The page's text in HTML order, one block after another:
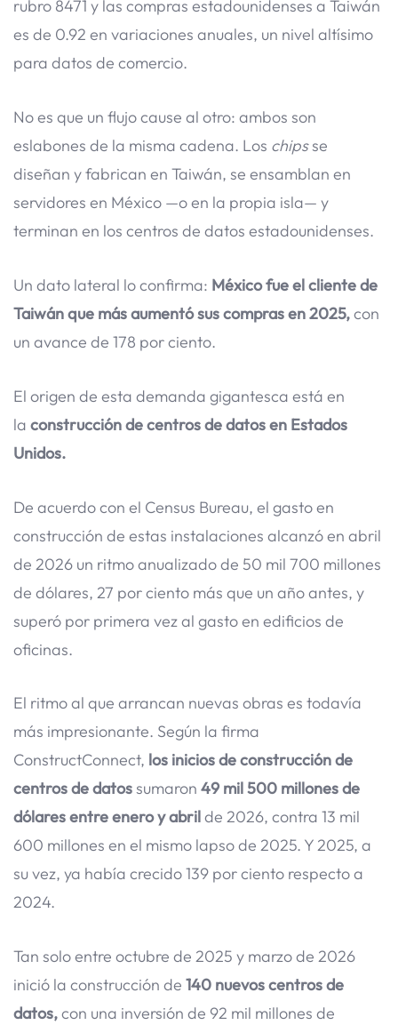
rubro 8471 y las compras estadounidenses a Taiwán
es de 0.92 en variaciones anuales, un nivel altísimo
para datos de comercio.
No es que un flujo cause al otro: ambos son
eslabones de la misma cadena. Los chipsse
diseñan y fabrican en Taiwán, se ensamblan en
servidores en México —o en la propia isla— y
terminan en los centros de datos estadounidenses.
Un dato lateral lo confirma: México fue el cliente de
Taiwán que más aumentó sus compras en 2025,con
un avance de 178 por ciento.
El origen de esta demanda gigantesca está en
la construcción de centros de datos en Estados
Unidos.
De acuerdo con el Census Bureau, el gasto en
construcción de estas instalaciones alcanzó en abril
de 2026 un ritmo anualizado de 50 mil 700 millones
de dólares, 27 por ciento más que un año antes, y
superó por primera vez al gasto en edificios de
oficinas.
El ritmo al que arrancan nuevas obras es todavía
más impresionante. Según la firma
ConstructConnect, los inicios de construcción de
centros de datossumaron 49 mil 500 millones de
dólares entre enero y abrilde 2026, contra 13 mil
600 millones en el mismo lapso de 2025. Y 2025, a
su vez, ya había crecido 139 por ciento respecto a
2024.
Tan solo entre octubre de 2025 y marzo de 2026
inició la construcción de 140 nuevos centros de
datos,con una inversión de 92 mil millones de